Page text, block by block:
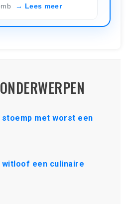
Lees meer
stoemp met worst een
witloof een culinaire